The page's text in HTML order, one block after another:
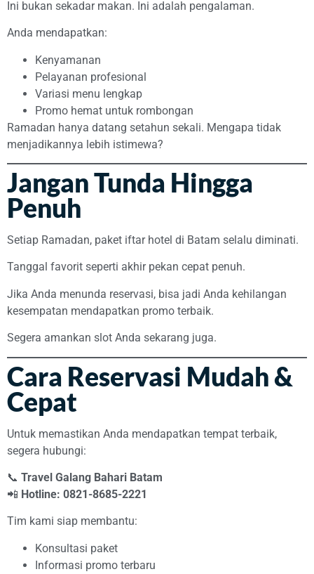
Ini bukan sekadar makan. Ini adalah pengalaman.
Anda mendapatkan:
Kenyamanan
Pelayanan profesional
Variasi menu lengkap
Promo hemat untuk rombongan
Ramadan hanya datang setahun sekali. Mengapa tidak
menjadikannya lebih istimewa?
Jangan Tunda Hingga
Penuh
Setiap Ramadan, paket iftar hotel di Batam selalu diminati.
Tanggal favorit seperti akhir pekan cepat penuh.
Jika Anda menunda reservasi, bisa jadi Anda kehilangan
kesempatan mendapatkan promo terbaik.
Segera amankan slot Anda sekarang juga.
Cara Reservasi Mudah &
Cepat
Untuk memastikan Anda mendapatkan tempat terbaik,
segera hubungi:
📞 Travel Galang Bahari Batam
📲 Hotline: 0821-8685-2221
Tim kami siap membantu:
Konsultasi paket
Informasi promo terbaru